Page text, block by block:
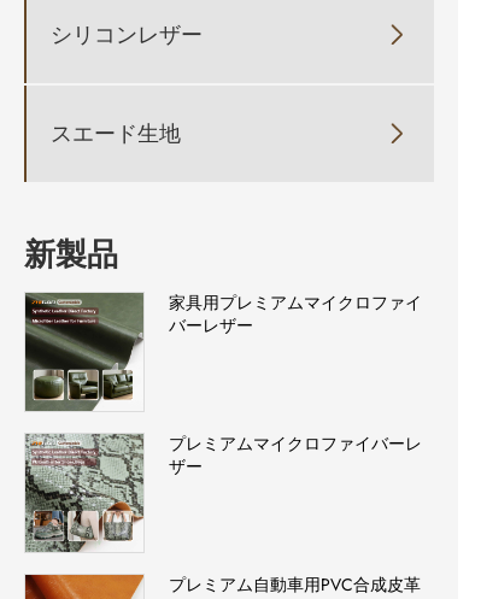
シリコンレザー 
スエード生地 
新製品
家具用プレミアムマイクロファイ
バーレザー
プレミアムマイクロファイバーレ
ザー
プレミアム自動車用PVC合成皮革